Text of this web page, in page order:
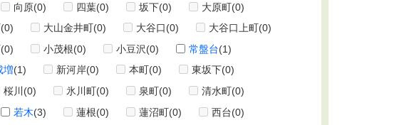
向原(0) 四葉(0) 坂下(0) 大原町(0)
(0) 大山金井町(0) 大谷口(0) 大谷口上町(0)
(0) 小茂根(0) 小豆沢(0) 常盤台(1)
増(1) 新河岸(0) 本町(0) 東坂下(0)
桜川 (0) 氷川町(0) 泉町(0) 清水町(0)
若木(3) 蓮根(0) 蓮沼町(0) 西台(0)